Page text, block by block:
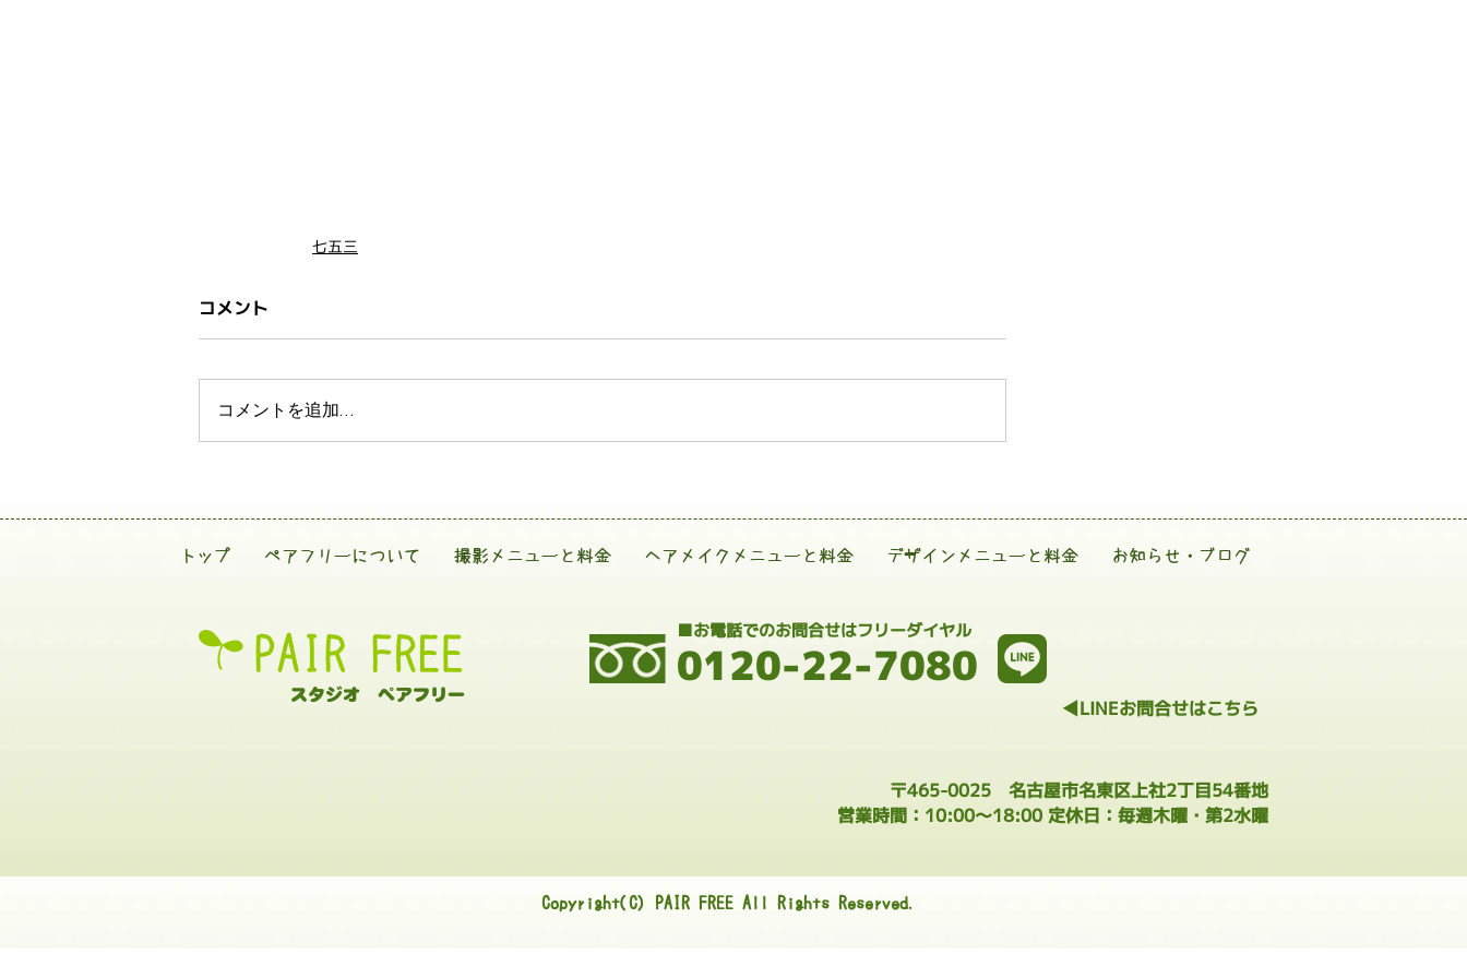
七五三
コメント
コメントを追加…
トップ ペアフリーについて 撮影メニューと料金 ヘアメイクメニューと料金 デザインメニューと料金 お知らせ・ブログ
0120-22-7080
■お電話でのお問合せはフリーダイヤル
◀LINEお問合せはこちら
〒465-0025 名古屋市名東区上社2丁目54番地
営業時間：10:00～18:00 定休日：毎週木曜・第2水曜
Copyright(C) PAIR FREE All Rights Reserved.